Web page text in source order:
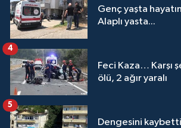
Genç yaşta
Alaplı yasta...
Feci Kaza… Karşı
ölü, 2 ağır yaralı
4
Dengesini
5